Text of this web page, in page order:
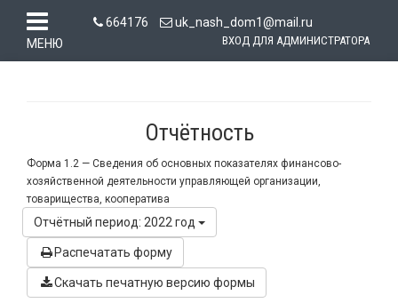
МЕНЮ
664176 uk_nash_dom1@mail.ru
ВХОД ДЛЯ АДМИНИСТРАТОРА
Отчётность
Форма 1.2 — Сведения об основных показателях финансово-
хозяйственной деятельности управляющей организации,
товарищества, кооператива
Отчётный период: 2022 год
Распечатать форму
Скачать печатную версию формы